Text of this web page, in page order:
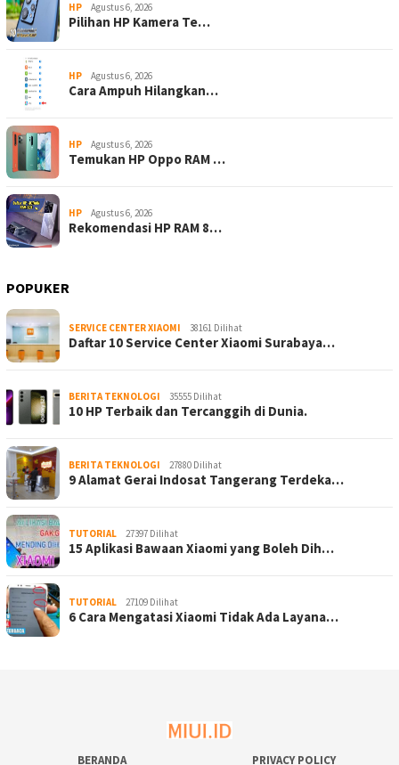
HP Agustus 6, 2026
Pilihan HP Kamera Te…
HP Agustus 6, 2026
Cara Ampuh Hilangkan…
HP Agustus 6, 2026
Temukan HP Oppo RAM …
HP Agustus 6, 2026
Rekomendasi HP RAM 8…
POPUKER
SERVICE CENTER XIAOMI 38161 Dilihat
Daftar 10 Service Center Xiaomi Surabaya…
BERITA TEKNOLOGI 35555 Dilihat
10 HP Terbaik dan Tercanggih di Dunia.
BERITA TEKNOLOGI 27880 Dilihat
9 Alamat Gerai Indosat Tangerang Terdeka…
TUTORIAL 27397 Dilihat
15 Aplikasi Bawaan Xiaomi yang Boleh Dih…
TUTORIAL 27109 Dilihat
6 Cara Mengatasi Xiaomi Tidak Ada Layana…
BERANDA PRIVACY POLICY